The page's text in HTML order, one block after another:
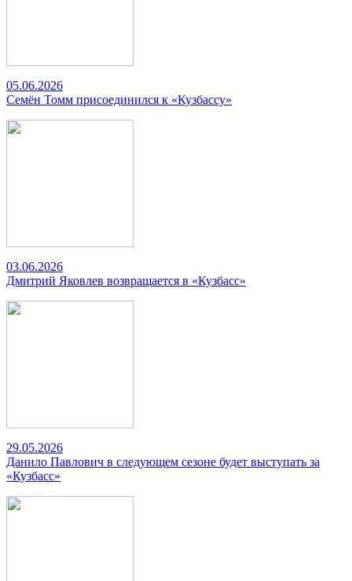
05.06.2026
Семён Томм присоединился к «Кузбассу»
03.06.2026
Дмитрий Яковлев возвращается в «Кузбасс»
29.05.2026
Данило Павлович в следующем сезоне будет выступать за
«Кузбасс»